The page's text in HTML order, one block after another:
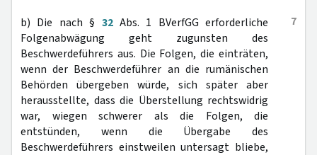
7
b) Die nach § 32Abs. 1 BVerfGG erforderliche
Folgenabwägung geht zugunsten des
Beschwerdeführers aus. Die Folgen, die einträten,
wenn der Beschwerdeführer an die rumänischen
Behörden übergeben würde, sich später aber
herausstellte, dass die Überstellung rechtswidrig
war, wiegen schwerer als die Folgen, die
entstünden, wenn die Übergabe des
Beschwerdeführers einstweilen untersagt bliebe,